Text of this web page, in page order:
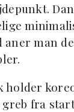
aner man
holder
fra